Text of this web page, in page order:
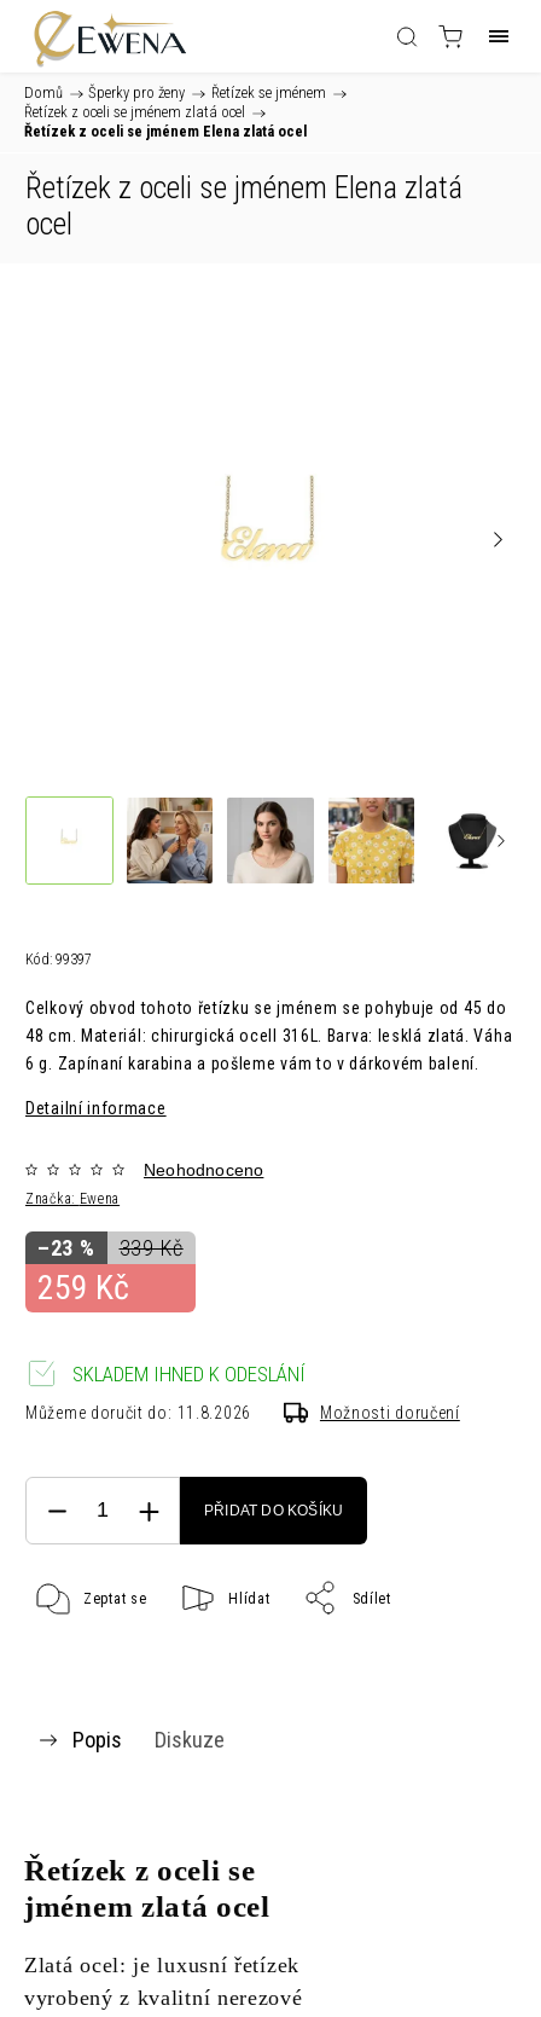
Domů / Šperky pro ženy / Řetízek se jménem /
Řetízek z oceli se jménem zlatá ocel /
Řetízek z oceli se jménem Elena zlatá ocel
Řetízek z oceli se jménem Elena zlatá
ocel
Kód: 99397
Celkový obvod tohoto řetízku se jménem se pohybuje od 45 do
48 cm.
Materiál: chirurgická ocelI 316L. Barva: lesklá zlatá.Váha
6 g. Zapínaní karabina a pošleme vám to vdárkovém balení.
Detailní informace
Značka: Ewena
Neohodnoceno
339 Kč
–23 %
259 Kč
SKLADEM IHNED K ODESLÁNÍ
Můžeme doručit do: 11.8.2026 Možnosti doručení
PŘIDAT DO KOŠÍKU
Zeptat se Hlídat Sdílet
Popis Diskuze
Řetízek z oceli se
jménem zlatá ocel
Zlatá ocel: je luxusní řetízek
vyrobený z kvalitní nerezové